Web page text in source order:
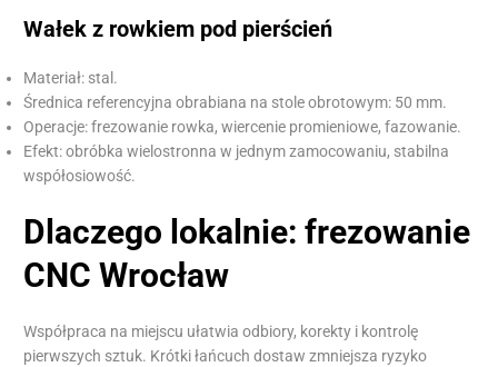
Wałek z rowkiem pod pierścień
Materiał: stal.
Średnica referencyjna obrabiana na stole obrotowym: 50 mm.
Operacje: frezowanie rowka, wiercenie promieniowe, fazowanie.
Efekt: obróbka wielostronna w jednym zamocowaniu, stabilna
współosiowość.
Dlaczego lokalnie: frezowanie
CNC Wrocław
Współpraca na miejscu ułatwia odbiory, korekty i kontrolę
pierwszych sztuk. Krótki łańcuch dostaw zmniejsza ryzyko